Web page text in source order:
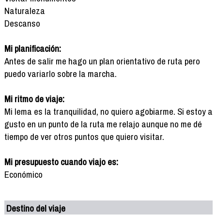
Naturaleza
Descanso
Mi planificación:
Antes de salir me hago un plan orientativo de ruta pero
puedo variarlo sobre la marcha.
Mi ritmo de viaje:
Mi lema es la tranquilidad, no quiero agobiarme. Si estoy a
gusto en un punto de la ruta me relajo aunque no me dé
tiempo de ver otros puntos que quiero visitar.
Mi presupuesto cuando viajo es:
Económico
Destino del viaje